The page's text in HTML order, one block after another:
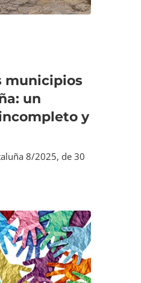
municipios
un
y
8/2025, de 30